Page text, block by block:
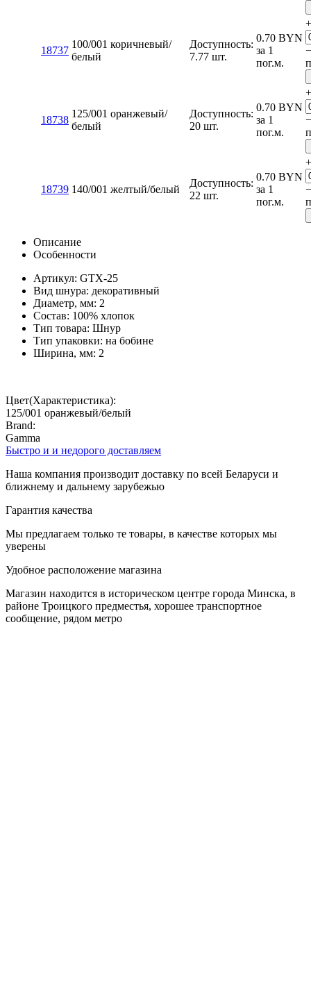
18737
100/001 коричневый/
белый
Доступность:
7.77 шт.
0.70 BYN
за 1
пог.м.
+
−
18738
125/001 оранжевый/
белый
Доступность:
20 шт.
0.70 BYN
за 1
пог.м.
+
−
18739 140/001 желтый/белый
Доступность:
22 шт.
0.70 BYN
за 1
пог.м.
+
−
Описание
Особенности
Артикул: GTX-25
Вид шнура: декоративный
Диаметр, мм: 2
Состав: 100% хлопок
Тип товара: Шнур
Тип упаковки: на бобине
Ширина, мм: 2
Цвет(Характеристика):
125/001 оранжевый/белый
Brand:
Gamma
Быстро и и недорого доставляем
Наша компания производит доставку по всей Беларуси и
ближнему и дальнему зарубежью
Гарантия качества
Мы предлагаем только те товары, в качестве которых мы
уверены
Удобное расположение магазина
Магазин находится в историческом центре города Минска, в
районе Троицкого предместья, хорошее транспортное
сообщение, рядом метро